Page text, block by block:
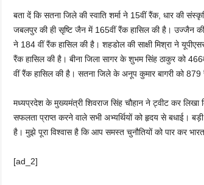
बता दें कि सतना जिले की स्वाति शर्मा ने 15वीं रैंक, धार की
जबलपुर की ही सृष्टि जैन में 165वीं रैंक हासिल की है। उज्जैन की
ने 184 वीं रैंक हासिल की है। शहडोल की साक्षी मिश्रा ने
रैंक हासिल की है। बीना जिला सागर के शुभम सिंह ठाकुर को
वीं रैंक हासिल की है। सतना जिले के अनूप कुमार बागरी को 879
मध्यप्रदेश के मुख्यमंत्री शिवराज सिंह चौहान ने ट्वीट कर
सफलता प्राप्त करने वाले सभी अभ्यर्थियों को हृदय से बधाई।
है। मुझे पूरा विश्वास है कि आप समस्त चुनौतियों को पार कर
[ad_2]